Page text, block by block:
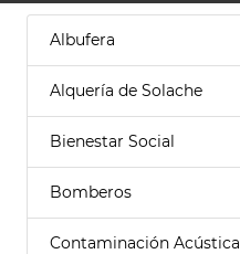
Albufera
Alquería de Solache
Bienestar Social
Bomberos
Contaminación Acústica